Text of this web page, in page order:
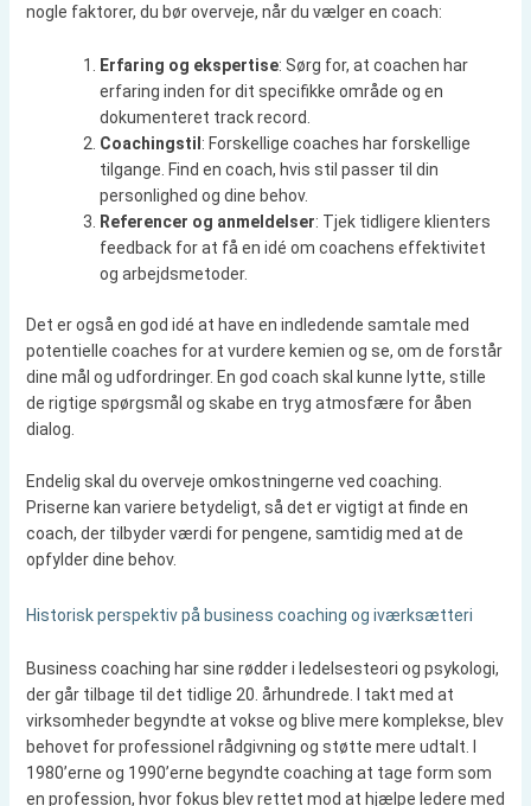
nogle faktorer, du bør overveje, når du vælger en coach:
Erfaring og ekspertise: Sørg for, at coachen har
erfaring inden for dit specifikke område og en
dokumenteret track record.
Coachingstil : Forskellige coaches har forskellige
tilgange. Find en coach, hvis stil passer til din
personlighed og dine behov.
Referencer og anmeldelser: Tjek tidligere klienters
feedback for at få en idé om coachens effektivitet
og arbejdsmetoder.
Det er også en god idé at have en indledende samtale med
potentielle coaches for at vurdere kemien og se, om de forstår
dine mål og udfordringer. En god coach skal kunne lytte, stille
de rigtige spørgsmål og skabe en tryg atmosfære for åben
dialog.
Endelig skal du overveje omkostningerne ved coaching.
Priserne kan variere betydeligt, så det er vigtigt at finde en
coach, der tilbyder værdi for pengene, samtidig med at de
opfylder dine behov.
Historisk perspektiv på business coaching og iværksætteri
Business coaching har sine rødder i ledelsesteori og psykologi,
der går tilbage til det tidlige 20. århundrede. I takt med at
virksomheder begyndte at vokse og blive mere komplekse, blev
behovet for professionel rådgivning og støtte mere udtalt. I
1980’erne og 1990’erne begyndte coaching at tage form som
en profession, hvor fokus blev rettet mod at hjælpe ledere med